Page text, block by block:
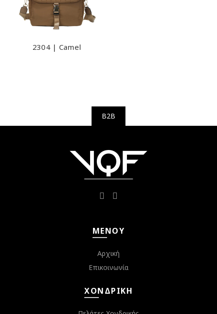
2304 | Camel
B2B
ΜΕΝΟΎ
Αρχική
Επικοινωνία
ΧΟΝΔΡΙΚΉ